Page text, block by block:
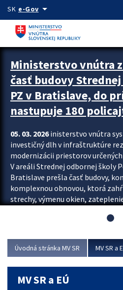
Preskocit na hlavný obsah
SK e-Govarrow_drop_down
Ministerstvo vnútra
časť budovy
PZ v Bratislave, do
nastupuje 180
05. 03. 2026inisterstvo vnútra
investičný dlh v infraštruktúre
modernizácii priestorov
V areáli Strednej odbornej školy
Bratislave prešla časť budovy,
komplexnou obnovou, ktorá
strechy, výmenu okien,
aj interiéru, kde vznikli nové
Viac
Úvodná stránka MV SR MV SR a
MV SR a EÚ